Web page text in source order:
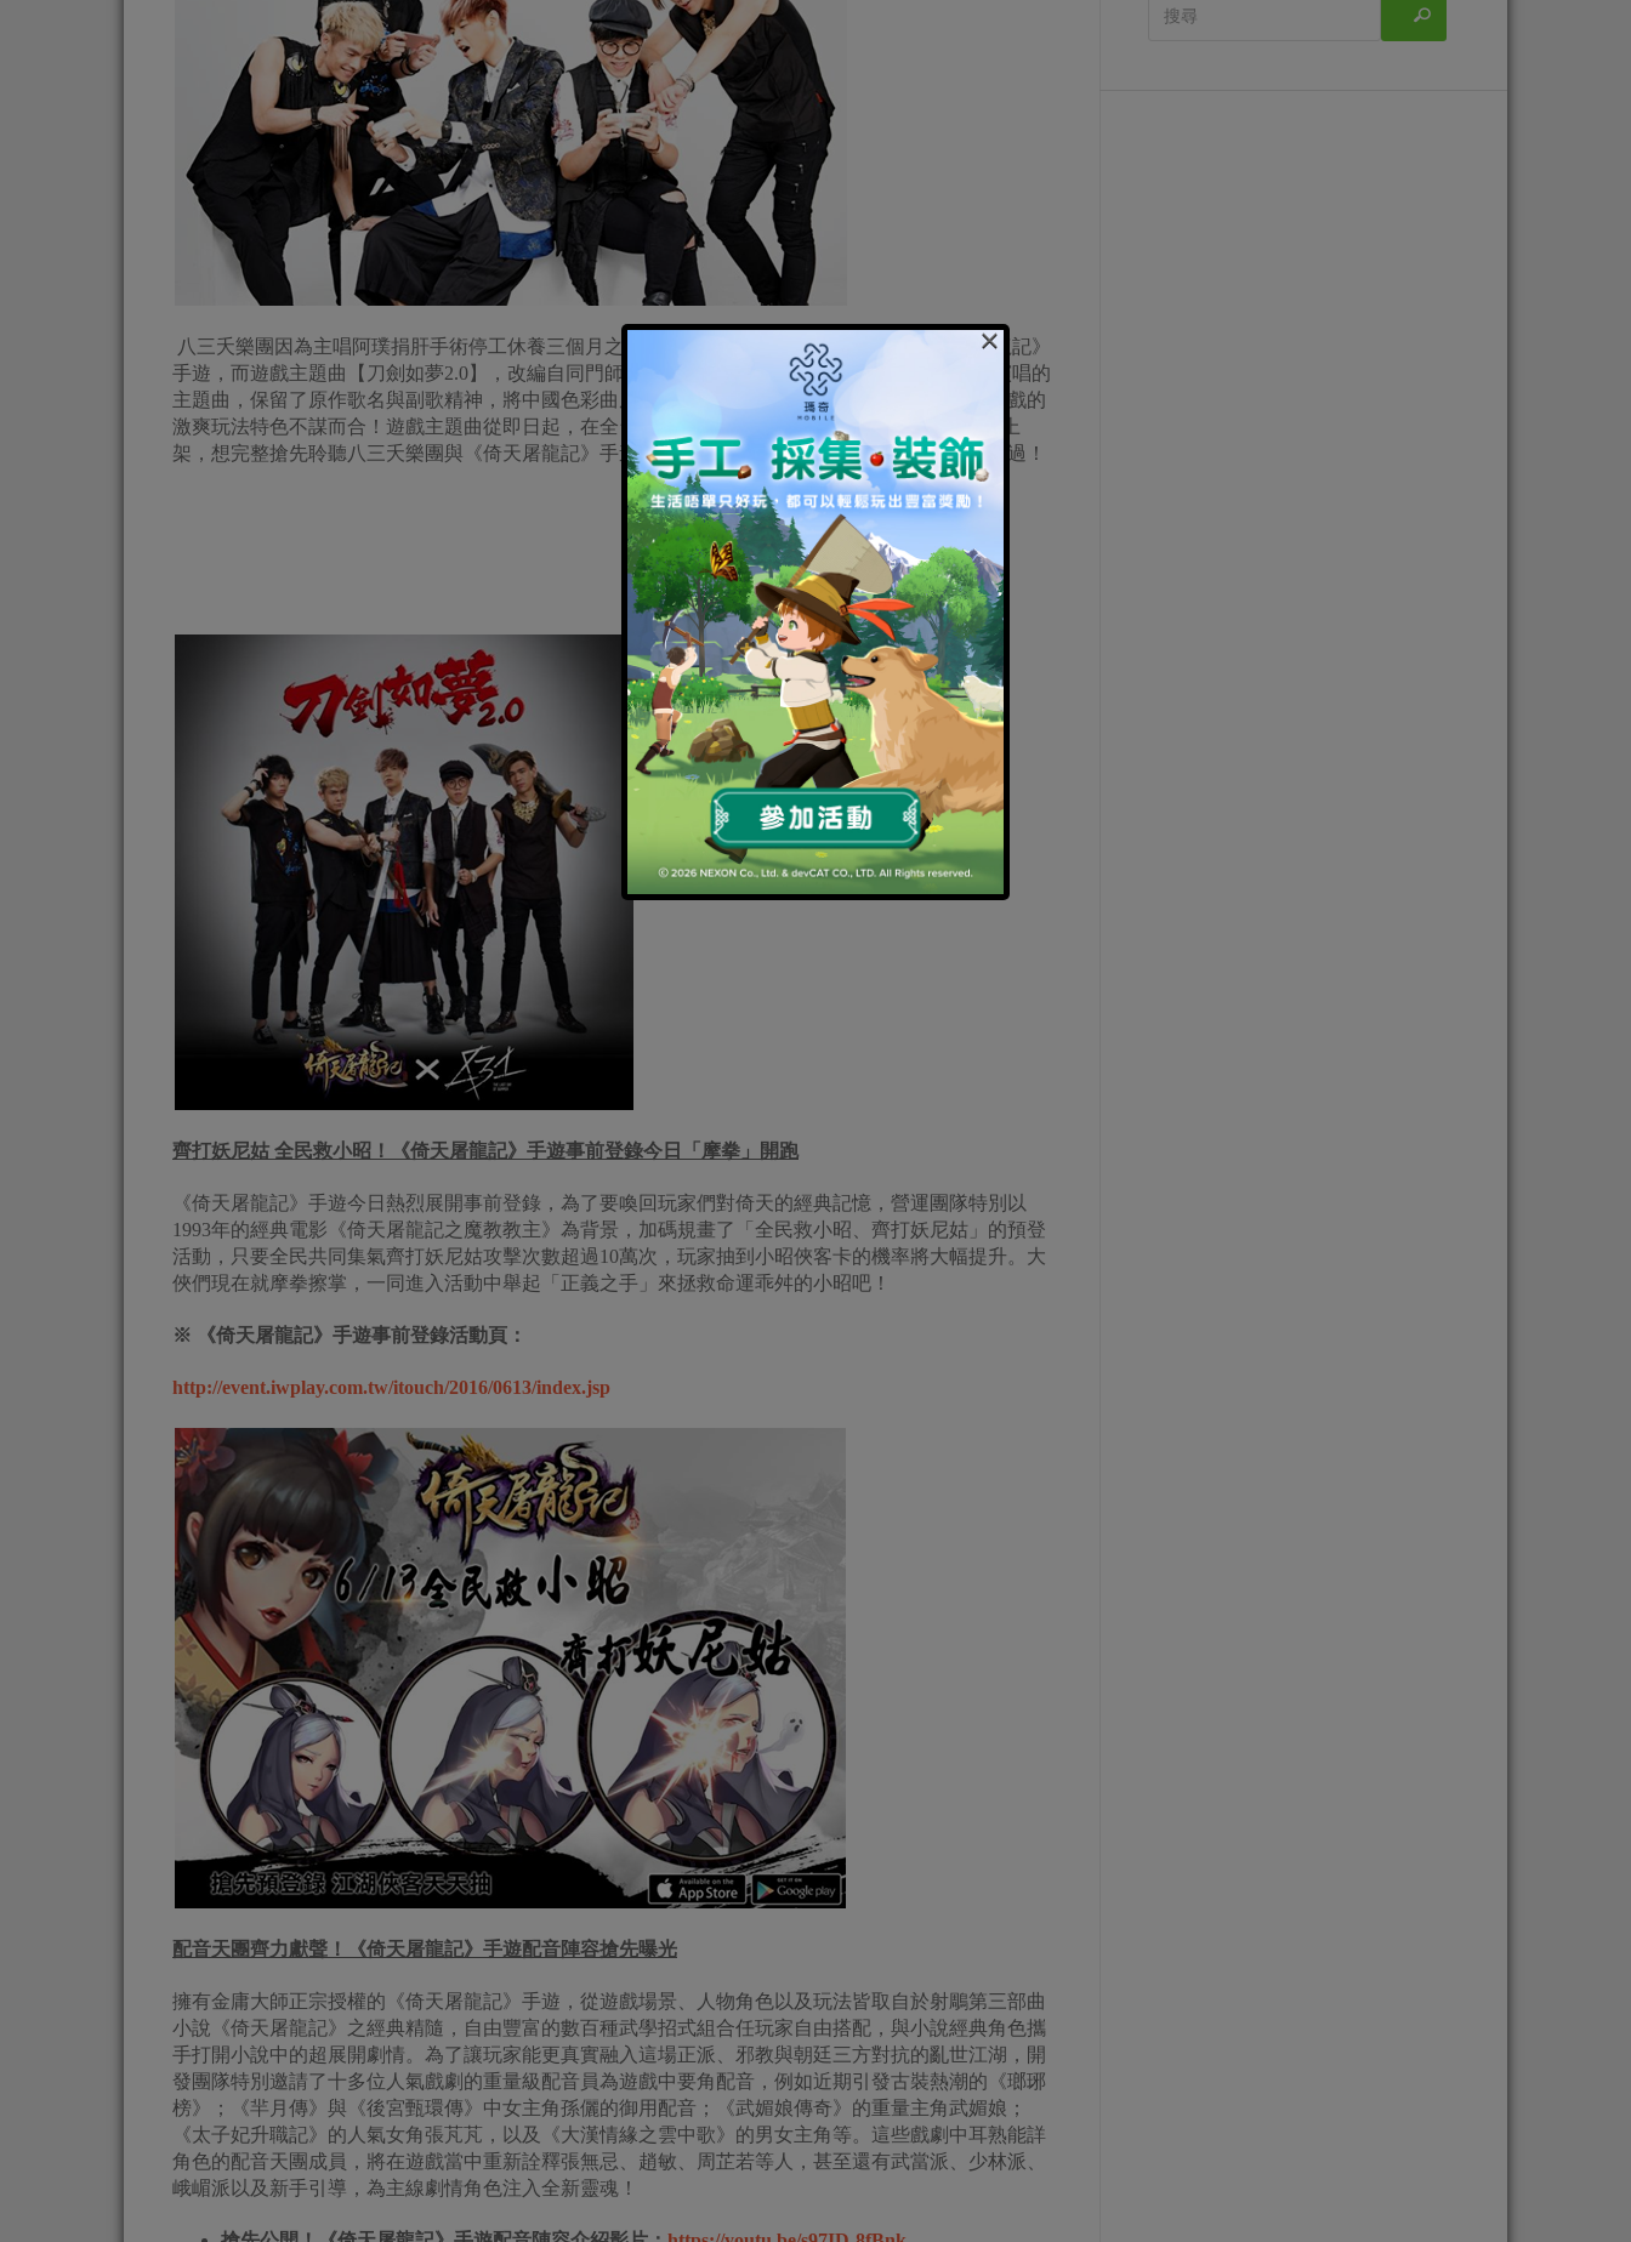
八三夭樂團因為主唱阿璞捐肝手術停工休養三個月之後，這回復出將第一支新作獻給了《倚天屠龍記》
手遊，而遊戲主題曲【刀劍如夢2.0】，改編自同門師兄周華健在1994年為電視劇《倚天屠龍記》演唱的
主題曲，保留了原作歌名與副歌精神，將中國色彩曲風加入了熱血狂飆的搖滾元素，狂放樂風與遊戲的
激爽玩法特色不謀而合！遊戲主題曲從即日起，在全台各大廣播展開熱血首播，也同步在KKBOX上
架，想完整搶先聆聽八三夭樂團與《倚天屠龍記》手遊首次合作新曲將蹦出什麼火花？千萬不要錯過！
齊打妖尼姑 全民救小昭！《倚天屠龍記》手遊事前登錄今日「摩拳」開跑
《倚天屠龍記》手遊今日熱烈展開事前登錄，為了要喚回玩家們對倚天的經典記憶，營運團隊特別以
1993年的經典電影《倚天屠龍記之魔教教主》為背景，加碼規畫了「全民救小昭、齊打妖尼姑」的預登
活動，只要全民共同集氣齊打妖尼姑攻擊次數超過10萬次，玩家抽到小昭俠客卡的機率將大幅提升。大
俠們現在就摩拳擦掌，一同進入活動中舉起「正義之手」來拯救命運乖舛的小昭吧！
※ 《倚天屠龍記》手遊事前登錄活動頁：
http://event.iwplay.com.tw/itouch/2016/0613/index.jsp
配音天團齊力獻聲！《倚天屠龍記》手遊配音陣容搶先曝光
擁有金庸大師正宗授權的《倚天屠龍記》手遊，從遊戲場景、人物角色以及玩法皆取自於射鵰第三部曲
小說《倚天屠龍記》之經典精隨，自由豐富的數百種武學招式組合任玩家自由搭配，與小說經典角色攜
手打開小說中的超展開劇情。為了讓玩家能更真實融入這場正派、邪教與朝廷三方對抗的亂世江湖，開
發團隊特別邀請了十多位人氣戲劇的重量級配音員為遊戲中要角配音，例如近期引發古裝熱潮的《瑯琊
榜》；《羋月傳》與《後宮甄環傳》中女主角孫儷的御用配音；《武媚娘傳奇》的重量主角武媚娘；
《太子妃升職記》的人氣女角張芃芃，以及《大漢情緣之雲中歌》的男女主角等。這些戲劇中耳熟能詳
角色的配音天團成員，將在遊戲當中重新詮釋張無忌、趙敏、周芷若等人，甚至還有武當派、少林派、
峨嵋派以及新手引導，為主線劇情角色注入全新靈魂！
×